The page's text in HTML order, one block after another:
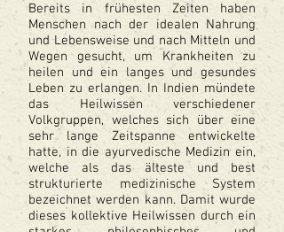
Bereits in frühesten Zeiten haben
Menschen nach der idealen Nahrung
und Lebensweise und nach Mitteln und
Wegen gesucht, um Krankheiten zu
heilen und ein langes und gesundes
Leben zu erlangen. In Indien mündete
das Heilwissen verschiedener
Volkgruppen, welches sich über eine
sehr lange Zeitspanne entwickelte
hatte, in die ayurvedische Medizin ein,
welche als das älteste und best
strukturierte medizinische System
bezeichnet werden kann. Damit wurde
dieses kollektive Heilwissen durch ein